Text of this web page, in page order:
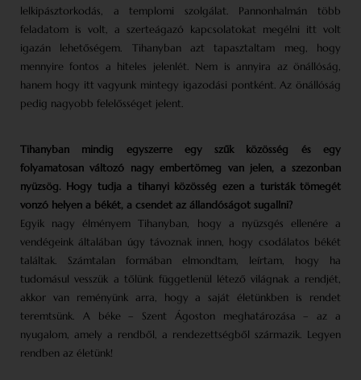
lelkipásztorkodás, a templomi szolgálat. Pannonhalmán több
feladatom is volt, a szerteágazó kapcsolatokat megélni itt volt
igazán lehetőségem. Tihanyban azt tapasztaltam meg, hogy
mennyire fontos a hiteles jelenlét. Nem is annyira az önállóság,
hanem hogy itt vagyunk mintegy igazodási pontként. Az önállóság
pedig nagyobb felelősséget jelent.
Tihanyban mindig egyszerre egy szűk közösség és egy
folyamatosan változó nagy embertömeg van jelen, a szezonban
nyüzsög. Hogy tudja a tihanyi közösség ezen a turisták tömegét
vonzó helyen a békét, a csendet az állandóságot sugallni?
Egyik nagy élményem Tihanyban, hogy a nyüzsgés ellenére a
vendégeink általában úgy távoznak innen, hogy csodálatos békét
találtak. Számtalan formában elmondtam, leírtam, hogy ha
tudomásul vesszük a tőlünk függetlenül létező világnak a rendjét,
akkor van reményünk arra, hogy a saját életünkben is rendet
teremtsünk. A béke – Szent Ágoston meghatározása – az a
nyugalom, amely a rendből, a rendezettségből származik. Legyen
rendben az életünk!